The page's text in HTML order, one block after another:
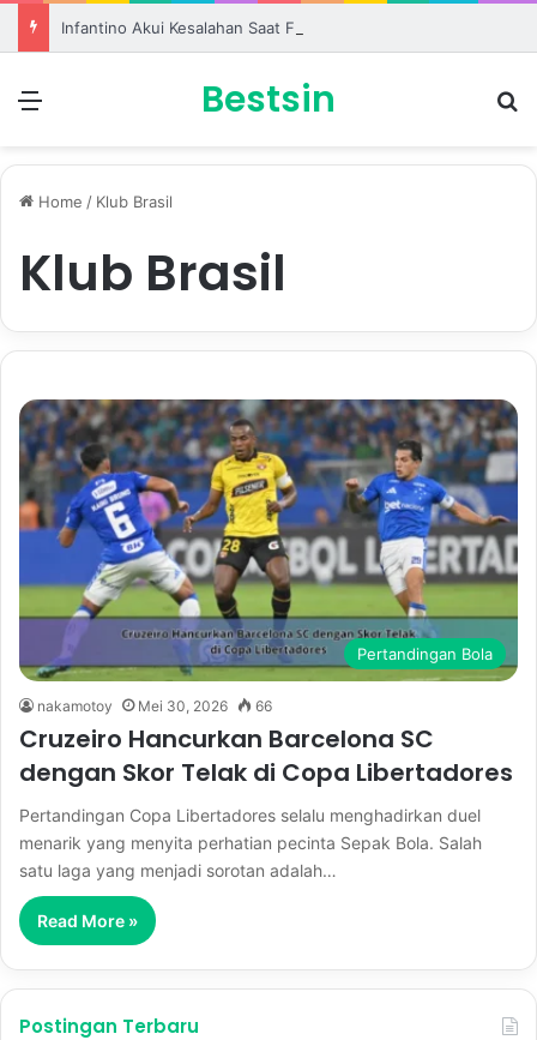
Bestsin
Home / Klub Brasil
Klub Brasil
Pertandingan Bola
nakamotoy Mei 30, 2026 66
Cruzeiro Hancurkan Barcelona SC
dengan Skor Telak di Copa Libertadores
Pertandingan Copa Libertadores selalu menghadirkan duel
menarik yang menyita perhatian pecinta Sepak Bola. Salah
satu laga yang menjadi sorotan adalah…
Read More »
Postingan Terbaru